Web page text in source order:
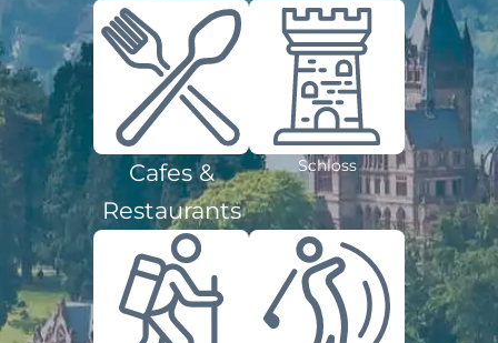
Cafes &
Restaurants
Schloss